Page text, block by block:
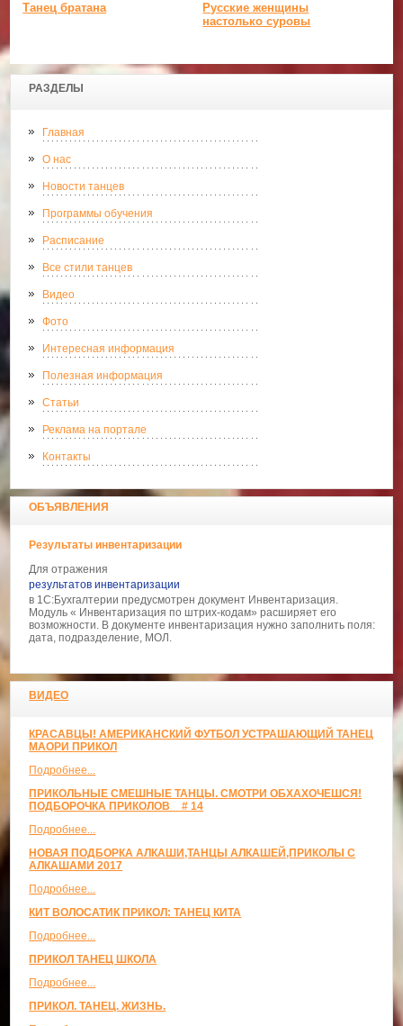
РАЗДЕЛЫ
Главная
О нас
Новости танцев
Программы обучения
Расписание
Все стили танцев
Видео
Фото
Интересная информация
Полезная информация
Статьи
Реклама на портале
Контакты
ОБЪЯВЛЕНИЯ
Результаты инвентаризации
Для отражения
результатов инвентаризации
в 1С:Бухгалтерии предусмотрен документ Инвентаризация.
Модуль « Инвентаризация по штрих-кодам» расширяет его
возможности. В документе инвентаризация нужно заполнить поля:
дата, подразделение, МОЛ.
ВИДЕО
КРАСАВЦЫ! АМЕРИКАНСКИЙ ФУТБОЛ УСТРАШАЮЩИЙ ТАНЕЦ
МАОРИ ПРИКОЛ
Подробнее...
ПРИКОЛЬНЫЕ СМЕШНЫЕ ТАНЦЫ. СМОТРИ ОБХАХОЧЕШСЯ!
ПОДБОРОЧКА ПРИКОЛОВ _ # 14
Подробнее...
НОВАЯ ПОДБОРКА АЛКАШИ,ТАНЦЫ АЛКАШЕЙ,ПРИКОЛЫ С
АЛКАШАМИ 2017
Подробнее...
КИТ ВОЛОСАТИК ПРИКОЛ: ТАНЕЦ КИТА
Подробнее...
ПРИКОЛ ТАНЕЦ ШКОЛА
Подробнее...
ПРИКОЛ. ТАНЕЦ. ЖИЗНЬ.
Танец братана
Русские женщины
настолько суровы